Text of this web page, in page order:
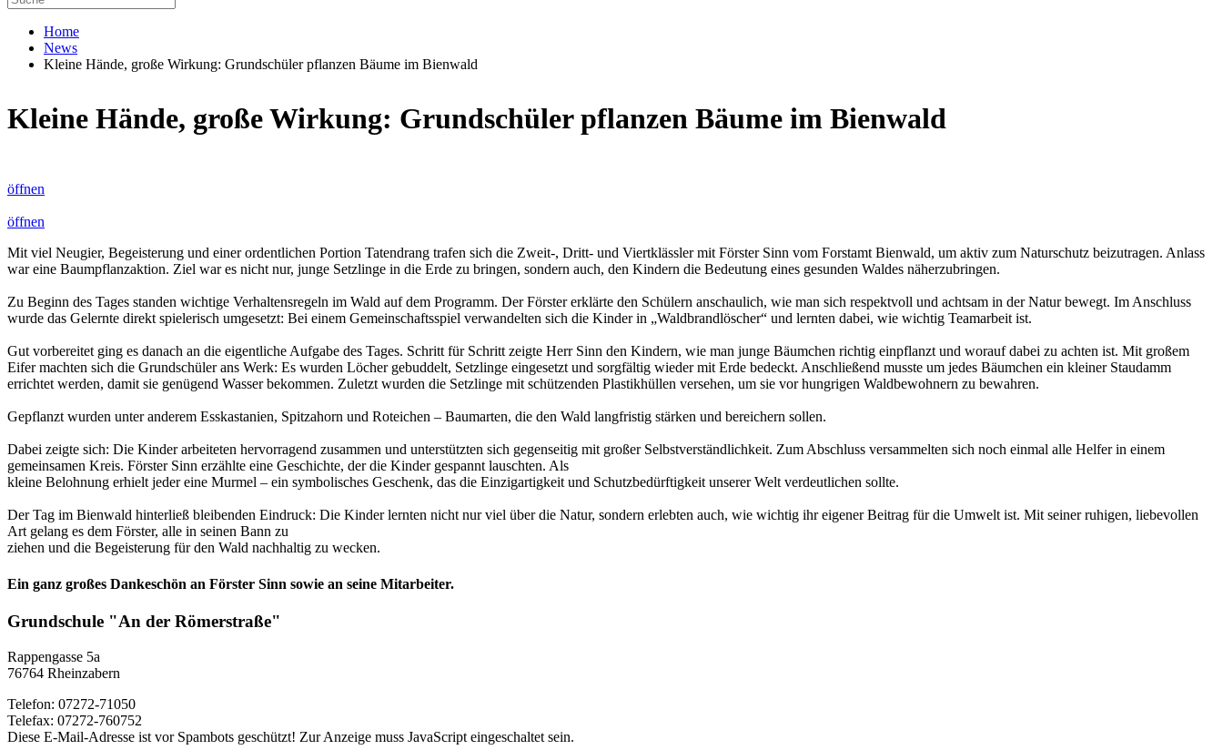
Home
News
Kleine Hände, große Wirkung: Grundschüler pflanzen Bäume im Bienwald
Kleine Hände, große Wirkung: Grundschüler pflanzen Bäume im Bienwald
öffnen
öffnen
Mit viel Neugier, Begeisterung und einer ordentlichen Portion Tatendrang trafen sich die Zweit-, Dritt- und Viertklässler mit Förster Sinn vom Forstamt Bienwald, um aktiv zum Naturschutz beizutragen. Anlass
war eine Baumpflanzaktion. Ziel war es nicht nur, junge Setzlinge in die Erde zu bringen, sondern auch, den Kindern die Bedeutung eines gesunden Waldes näherzubringen.
Zu Beginn des Tages standen wichtige Verhaltensregeln im Wald auf dem Programm. Der Förster erklärte den Schülern anschaulich, wie man sich respektvoll und achtsam in der Natur bewegt. Im Anschluss
wurde das Gelernte direkt spielerisch umgesetzt: Bei einem Gemeinschaftsspiel verwandelten sich die Kinder in „Waldbrandlöscher“ und lernten dabei, wie wichtig Teamarbeit ist.
Gut vorbereitet ging es danach an die eigentliche Aufgabe des Tages. Schritt für Schritt zeigte Herr Sinn den Kindern, wie man junge Bäumchen richtig einpflanzt und worauf dabei zu achten ist. Mit großem
Eifer machten sich die Grundschüler ans Werk: Es wurden Löcher gebuddelt, Setzlinge eingesetzt und sorgfältig wieder mit Erde bedeckt. Anschließend musste um jedes Bäumchen ein kleiner Staudamm
errichtet werden, damit sie genügend Wasser bekommen. Zuletzt wurden die Setzlinge mit schützenden Plastikhüllen versehen, um sie vor hungrigen Waldbewohnern zu bewahren.
Gepflanzt wurden unter anderem Esskastanien, Spitzahorn und Roteichen – Baumarten, die den Wald langfristig stärken und bereichern sollen.
Dabei zeigte sich: Die Kinder arbeiteten hervorragend zusammen und unterstützten sich gegenseitig mit großer Selbstverständlichkeit. Zum Abschluss versammelten sich noch einmal alle Helfer in einem
gemeinsamen Kreis. Förster Sinn erzählte eine Geschichte, der die Kinder gespannt lauschten. Als
kleine Belohnung erhielt jeder eine Murmel – ein symbolisches Geschenk, das die Einzigartigkeit und Schutzbedürftigkeit unserer Welt verdeutlichen sollte.
Der Tag im Bienwald hinterließ bleibenden Eindruck: Die Kinder lernten nicht nur viel über die Natur, sondern erlebten auch, wie wichtig ihr eigener Beitrag für die Umwelt ist. Mit seiner ruhigen, liebevollen
Art gelang es dem Förster, alle in seinen Bann zu
ziehen und die Begeisterung für den Wald nachhaltig zu wecken.
Ein ganz großes Dankeschön an Förster Sinn sowie an seine Mitarbeiter.
Grundschule "An der Römerstraße"
Rappengasse 5a
76764 Rheinzabern
Telefon: 07272-71050
Telefax: 07272-760752
Diese E-Mail-Adresse ist vor Spambots geschützt! Zur Anzeige muss JavaScript eingeschaltet sein.